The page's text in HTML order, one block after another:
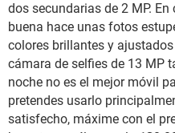
dos secundarias de 2 MP.
buena hace unas fotos
colores brillantes y
cámara de selfies de 13 MP
noche no es el mejor móvil
pretendes usarlo
satisfecho, máxime con el